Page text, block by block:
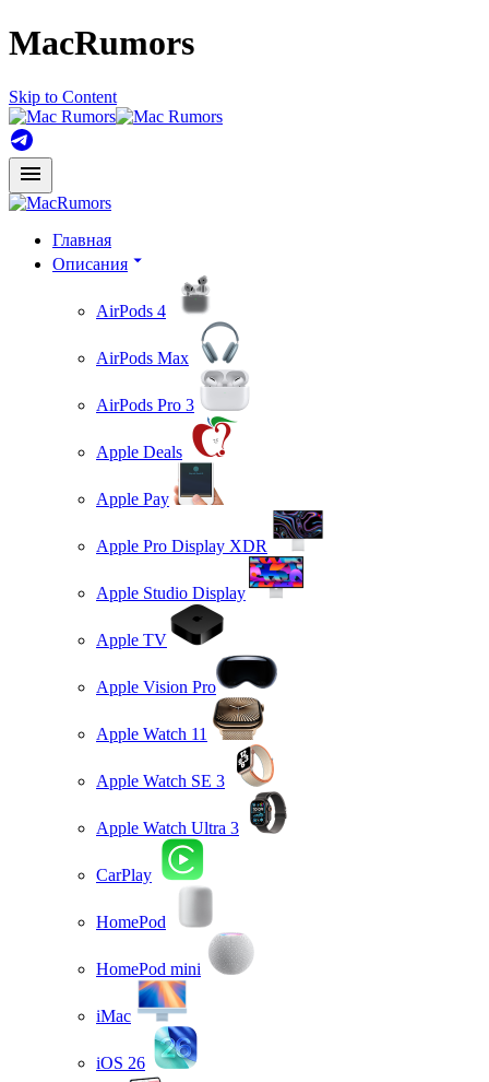
MacRumors
Skip to Content
Главная
Описания
AirPods 4
AirPods Max
AirPods Pro 3
Apple Deals
Apple Pay
Apple Pro Display XDR
Apple Studio Display
Apple TV
Apple Vision Pro
Apple Watch 11
Apple Watch SE 3
Apple Watch Ultra 3
CarPlay
HomePod
HomePod mini
iMac
iOS 26